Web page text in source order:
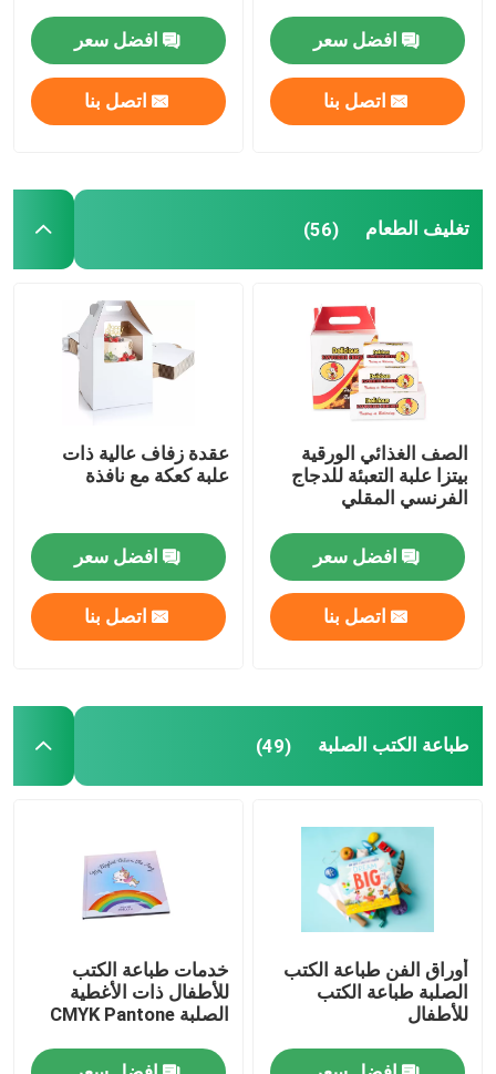
افضل سعر
اتصل بنا
افضل سعر
اتصل بنا
تغليف الطعام (56)
الصف الغذائي الورقية
بيتزا علبة التعبئة للدجاج
الفرنسي المقلي
افضل سعر
اتصل بنا
عقدة زفاف عالية ذات
علبة كعكة مع نافذة
افضل سعر
اتصل بنا
طباعة الكتب الصلبة (49)
أوراق الفن طباعة الكتب
الصلبة طباعة الكتب
للأطفال
خدمات طباعة الكتب
للأطفال ذات الأغطية
الصلبة CMYK Pantone